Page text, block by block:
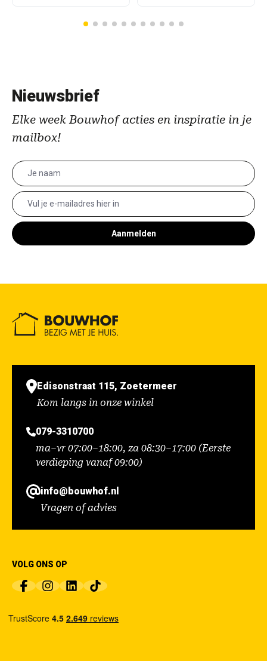
Nieuwsbrief
Elke week Bouwhof acties en inspiratie in je
mailbox!
Aanmelden
Edisonstraat 115, Zoetermeer
Kom langs in onze winkel
079-3310700
ma–vr 07:00–18:00, za 08:30–17:00 (Eerste
verdieping vanaf 09:00)
info@bouwhof.nl
Vragen of advies
VOLG ONS OP